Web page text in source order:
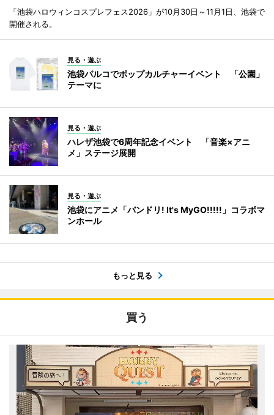
「池袋ハロウィンコスプレフェス2026」が10月30日～11月1日、池袋で
開催される。
見る・遊ぶ
池袋パルコでポップカルチャーイベント 「公園」
テーマに
見る・遊ぶ
ハレザ池袋で6周年記念イベント 「音楽×アニ
メ」ステージ展開
見る・遊ぶ
池袋にアニメ「バンドリ! It's MyGO!!!!!」コラボマ
ンホール
もっと見る
買う